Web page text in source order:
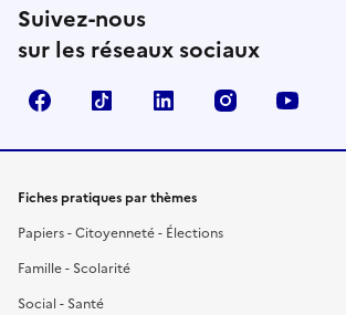
Suivez-nous
sur les réseaux sociaux
FacebookTikTok LinkedIn Instagram
Fiches pratiques par thèmes
Papiers - Citoyenneté - Élections
Famille - Scolarité
Social - Santé